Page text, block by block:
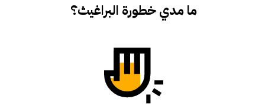
ما مدي خطورة البراغيث؟